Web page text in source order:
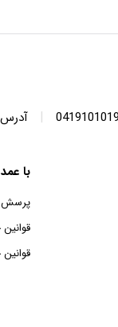
|
با
پرسش